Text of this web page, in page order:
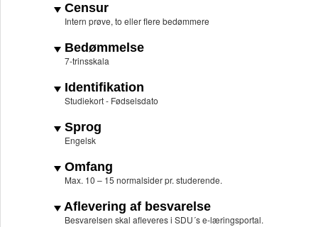
Censur
Intern prøve, to eller flere bedømmere
Bedømmelse
7-trinsskala
Identifikation
Studiekort - Fødselsdato
Sprog
Engelsk
Omfang
Max. 10 – 15 normalsider pr. studerende.
Aflevering af besvarelse
Besvarelsen skal afleveres i SDU´s e-læringsportal.